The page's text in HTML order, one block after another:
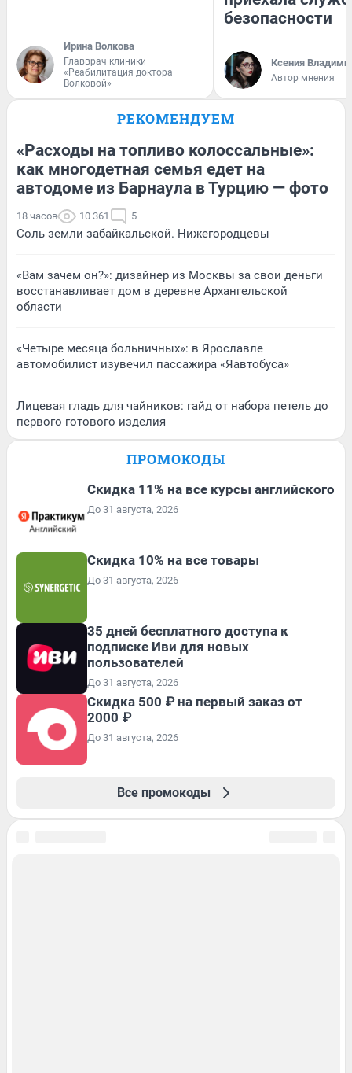
Ирина Волкова
Главврач клиники
«Реабилитация доктора
Волковой»
безопасности
Ксения
Автор мнения
РЕКОМЕНДУЕМ
«Расходы на топливо колоссальные»:
как многодетная семья едет на
автодоме из Барнаула в Турцию — фото
18 часов 10 361 5
Соль земли забайкальской. Нижегородцевы
«Вам зачем он?»: дизайнер из Москвы за свои деньги
восстанавливает дом в деревне Архангельской
области
«Четыре месяца больничных»: в Ярославле
автомобилист изувечил пассажира «Яавтобуса»
Лицевая гладь для чайников: гайд от набора петель до
первого готового изделия
ПРОМОКОДЫ
Скидка 11% на все курсы английского
До 31 августа, 2026
Скидка 10% на все товары
До 31 августа, 2026
35 дней бесплатного доступа к
подписке Иви для новых
пользователей
До 31 августа, 2026
Скидка 500 ₽ на первый заказ от
2000 ₽
До 31 августа, 2026
Все промокоды